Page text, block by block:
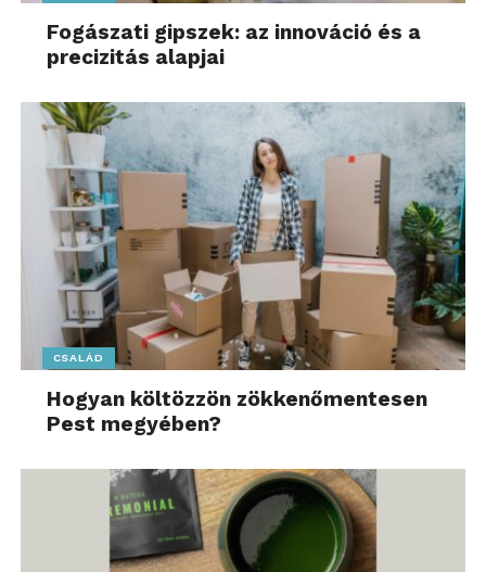
Fogászati gipszek: az innováció és a
precizitás alapjai
CSALÁD
Hogyan költözzön zökkenőmentesen
Pest megyében?